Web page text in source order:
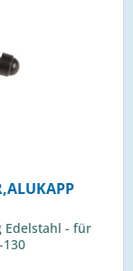
Edelstahl - für